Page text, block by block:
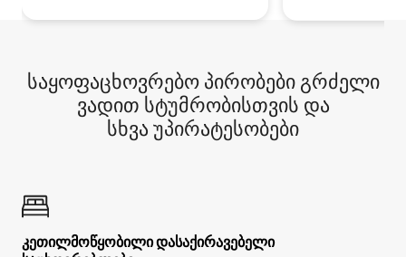
საყოფაცხოვრებო პირობები გრძელი
ვადით სტუმრობისთვის და
სხვა უპირატესობები
კეთილმოწყობილი დასაქირავებელი